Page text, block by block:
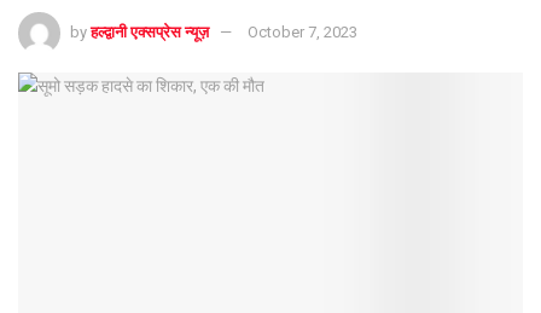
by हल्द्वानी एक्सप्रेस न्यूज़ October 7, 2023